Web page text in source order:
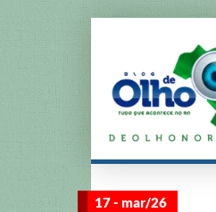
17 - mar/26